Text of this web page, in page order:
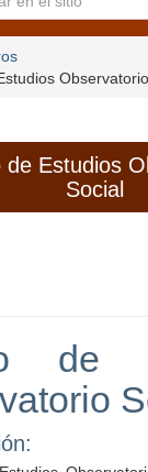
de
de Estudios
Social